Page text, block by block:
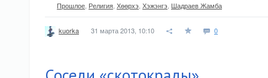
Прошлое Религия Хѳѳрхэ Хэжэнгэ Шадраев Жамба
kuorka 31 марта 2013, 10:10 0